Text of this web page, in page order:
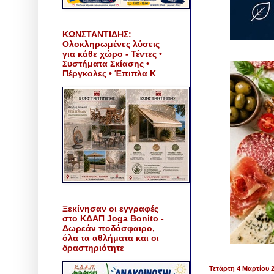
Τετάρτη 4 Μαρτίου
ΚΩΝΣΤΑΝΤΙΔΗΣ:
Ολοκληρωμένες λύσεις
για κάθε χώρο - Τέντες •
Συστήματα Σκίασης •
Πέργκολες • Έπιπλα Κ
Ξεκίνησαν οι εγγραφές
στο ΚΔΑΠ Joga Bonito -
Δωρεάν ποδόσφαιρο,
όλα τα αθλήματα και οι
δραστηριότητε